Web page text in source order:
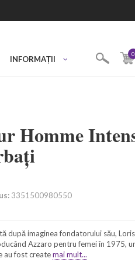
INFORMAȚII
0
Homme
3351500980550
după imaginea fondatorului său,
Azzaro pentru femei în 1975,
au fost createmai mult...